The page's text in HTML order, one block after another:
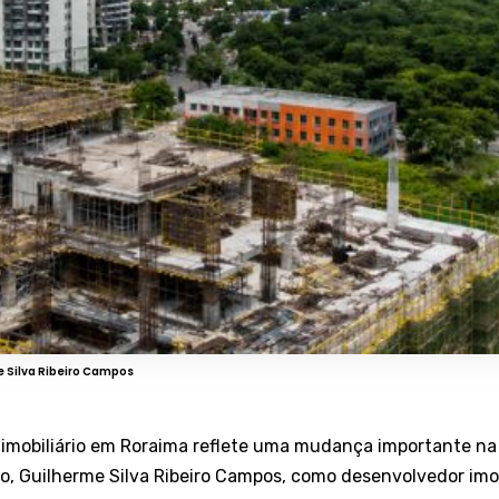
Silva Ribeiro Campos
em Roraima reflete uma mudança importante
Guilherme Silva Ribeiro Campos, como desenvolvedor